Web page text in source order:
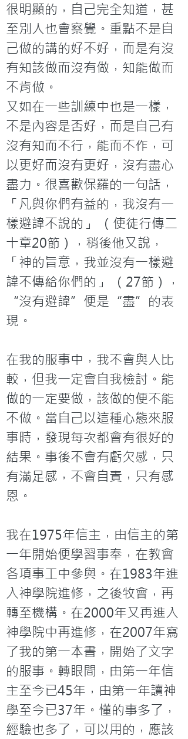
很明顯的，自己完全知道，甚
至別人也會察覺。重點不是自
己做的講的好不好，而是有沒
有知該做而沒有做，知能做而
不肯做。
又如在一些訓練中也是一樣，
不是內容是否好，而是自己有
沒有知而不行，能而不作，可
以更好而沒有更好，沒有盡心
盡力。很喜歡保羅的一句話，
「凡與你們有益的，我沒有一
樣避諱不說的」 （使徒行傳二
十章20節），稍後他又說，
「神的旨意，我並沒有一樣避
諱不傳給你們的」 （27節），
“沒有避諱”便是“盡”的表
現。
在我的服事中，我不會與人比
較，但我一定會自我檢討。能
做的一定要做，該做的便不能
不做。當自己以這種心態來服
事時，發現每次都會有很好的
結果。事後不會有虧欠感，只
有滿足感，不會自責，只有感
恩。
我在1975年信主，由信主的第
一年開始便學習事奉，在教會
各項事工中參與。在1983年進
入神學院進修，之後牧會，再
轉至機構。在2000年又再進入
神學院中再進修，在2007年寫
了我的第一本書，開始了文字
的服事。轉眼間，由第一年信
主至今已45年，由第一年讀神
學至今已37年。懂的事多了，
經驗也多了，可以用的，應該